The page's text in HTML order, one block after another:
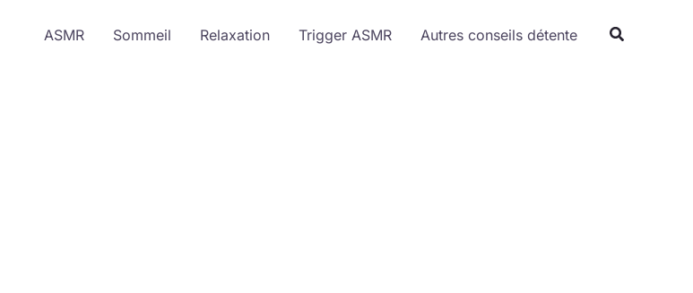
ASMR Sommeil Relaxation Trigger ASMR Autres conseils détente